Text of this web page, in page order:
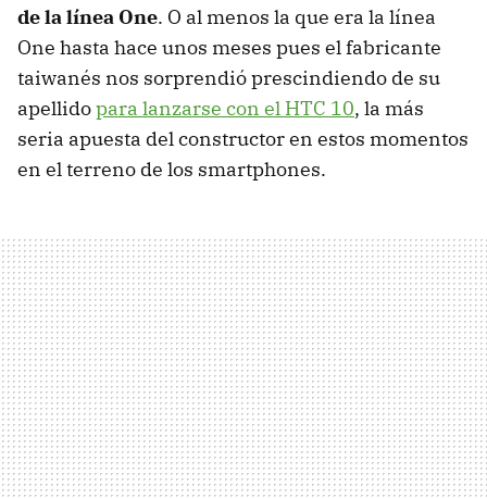
de la línea One. O al menos la que era la línea
One hasta hace unos meses pues el fabricante
taiwanés nos sorprendió prescindiendo de su
apellidopara lanzarse con el HTC 10, la más
seria apuesta del constructor en estos momentos
en el terreno de los smartphones.